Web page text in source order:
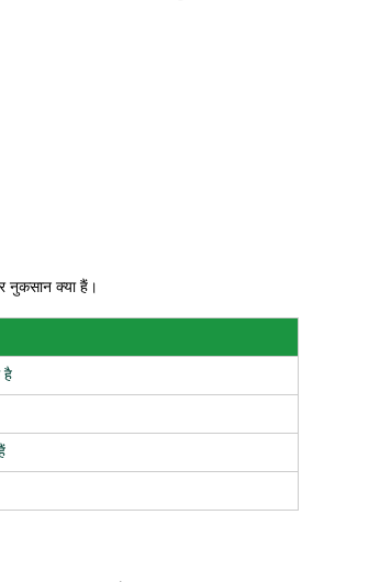
नुकसान क्या हैं।
है